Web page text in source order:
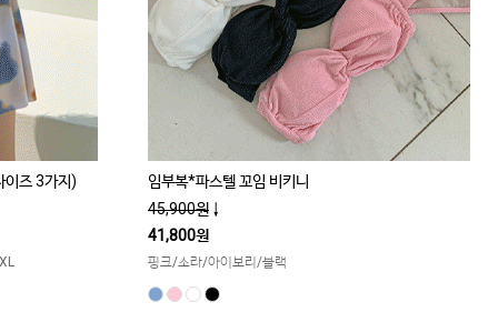
이즈 3가지)
임부복*파스텔 꼬임 비키니
45,900원 ↓
41,800원
핑크/소라/아이보리/블랙